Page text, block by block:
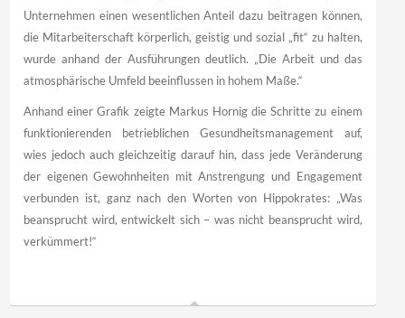
Unternehmen einen wesentlichen Anteil dazu beitragen können,
die Mitarbeiterschaft körperlich, geistig und sozial „fit“ zu halten,
wurde anhand der Ausführungen deutlich. „Die Arbeit und das
atmosphärische Umfeld beeinflussen in hohem Maße.“
Anhand einer Grafik zeigte Markus Hornig die Schritte zu einem
funktionierenden betrieblichen Gesundheitsmanagement auf,
wies jedoch auch gleichzeitig darauf hin, dass jede Veränderung
der eigenen Gewohnheiten mit Anstrengung und Engagement
verbunden ist, ganz nach den Worten von Hippokrates: „Was
beansprucht wird, entwickelt sich – was nicht beansprucht wird,
verkümmert!“